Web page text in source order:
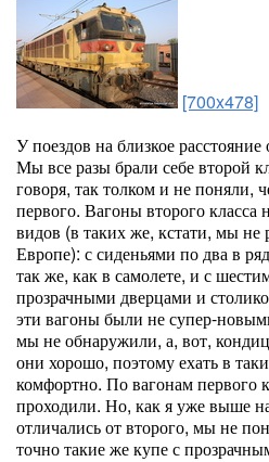
[700x478]
У поездов на близкое расстояние
Мы все разы брали себе второй
говоря, так толком и не поняли,
первого. Вагоны второго класса
видов (в таких же, кстати, мы не
Европе): с сиденьями по два в
так же, как в самолете, и с
прозрачными дверцами и
эти вагоны были не супер-
мы не обнаружили, а, вот,
они хорошо, поэтому ехать в
комфортно. По вагонам первого
проходили. Но, как я уже выше
отличались от второго, мы не
точно такие же купе с